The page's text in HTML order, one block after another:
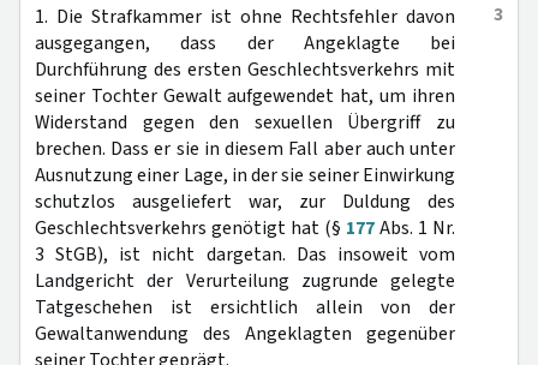
3
1. Die Strafkammer ist ohne Rechtsfehler davon
ausgegangen, dass der Angeklagte bei
Durchführung des ersten Geschlechtsverkehrs mit
seiner Tochter Gewalt aufgewendet hat, um ihren
Widerstand gegen den sexuellen Übergriff zu
brechen. Dass er sie in diesem Fall aber auch unter
Ausnutzung einer Lage, in der sie seiner Einwirkung
schutzlos ausgeliefert war, zur Duldung des
Geschlechtsverkehrs genötigt hat (§ 177Abs. 1 Nr.
3 StGB), ist nicht dargetan. Das insoweit vom
Landgericht der Verurteilung zugrunde gelegte
Tatgeschehen ist ersichtlich allein von der
Gewaltanwendung des Angeklagten gegenüber